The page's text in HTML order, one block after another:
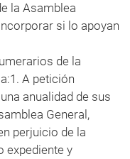
la Asamblea
si lo apoyan
de la
A petición
anualidad de sus
General,
perjuicio de la
expediente y